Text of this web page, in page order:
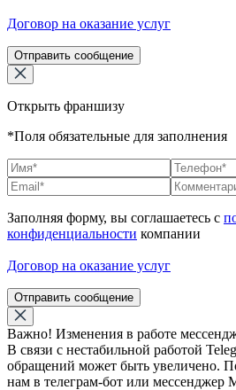
Договор на оказание услуг
Отправить сообщение
Открыть франшизу
*Поля обязательные для заполнения
Заполняя форму, вы соглашаетесь с
конфиденциальности компании
Договор на оказание услуг
Отправить сообщение
Важно! Изменения в работе
В связи с нестабильной работой
обращений может быть увеличено.
нам в телеграм-бот или